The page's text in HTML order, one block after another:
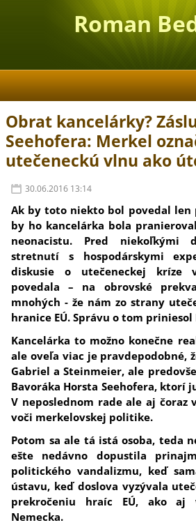
Roman
Obrat kancelárky?
Seehofera: Merkel
utečeneckú vlnu ako
30.06.2016 13:14
Ak by toto niekto bol povedal len
by ho kancelárka bola
neonacistu. Pred niekoľkými
stretnutí s hospodárskymi
diskusie o utečeneckej kríze
povedala – na obrovské
mnohých - že nám zo strany
hranice EÚ. Správu o tom priniesol
Kancelárka to možno konečne
ale oveľa viac je pravdepodobné,
Gabriel a Steinmeier, ale
Bavoráka Horsta Seehofera, ktorí
V neposlednom rade ale aj čoraz
voči merkelovskej politike.
Potom sa ale tá istá osoba, teda
ešte nedávno dopustila
politického vandalizmu, keď
ústavu, keď doslova vyzývala
prekročeniu hraíc EÚ, ako aj
Nemecka.